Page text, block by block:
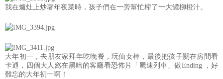
我在爐灶上炒著年夜菜時，孩子們在一旁幫忙榨了一大罐柳橙汁。
大年初一，去朋友家拜年吃晚餐，玩仙女棒，最後把孩子關在房間看
卡通，四個大人窩在黑暗的客廳看恐怖片「屍速列車」做Ending ，好
難忘的大年初一啊！